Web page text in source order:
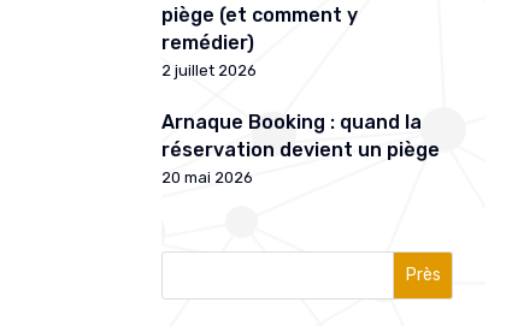
piège (et comment y
remédier)
2 juillet 2026
Arnaque Booking : quand la
réservation devient un piège
20 mai 2026
Près